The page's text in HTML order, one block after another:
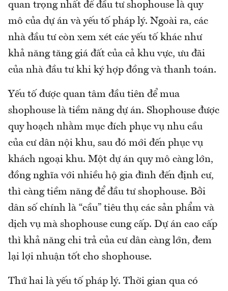
quan trọng nhất để đầu tư shophouse là quy
mô của dự án và yếu tố pháp lý. Ngoài ra, các
nhà đầu tư còn xem xét các yếu tố khác như
khả năng tăng giá đất của cả khu vực, ưu đãi
của nhà đầu tư khi ký hợp đồng và thanh toán.
Yếu tố được quan tâm đầu tiên để mua
shophouse là tiềm năng dự án. Shophouse được
quy hoạch nhằm mục đích phục vụ nhu cầu
của cư dân nội khu, sau đó mới đến phục vụ
khách ngoại khu. Một dự án quy mô càng lớn,
đồng nghĩa với nhiều hộ gia đình đến định cư,
thì càng tiềm năng để đầu tư shophouse. Bởi
dân số chính là “cầu” tiêu thụ các sản phẩm và
dịch vụ mà shophouse cung cấp. Dự án cao cấp
thì khả năng chi trả của cư dân càng lớn, đem
lại lợi nhuận tốt cho shophouse.
Thứ hai là yếu tố pháp lý. Thời gian qua có